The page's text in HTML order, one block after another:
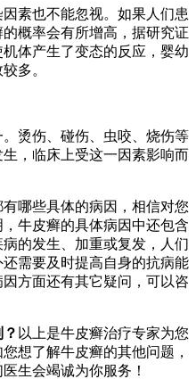
素也不能忽视。如果人们患
概率会有所增高，据研究证
体产生了变态的反应，婴幼
多。
烫伤、碰伤、虫咬、烧伤等
，临床上受这一因素影响而
哪些具体的病因，相信对您
牛皮癣的具体病因中还包含
的发生、加重或复发，人们
需要及时提高自身的抗病能
方面还有其它疑问，可以咨
以上是牛皮癣治疗专家为您
想了解牛皮癣的其他问题，
生会竭诚为你服务！